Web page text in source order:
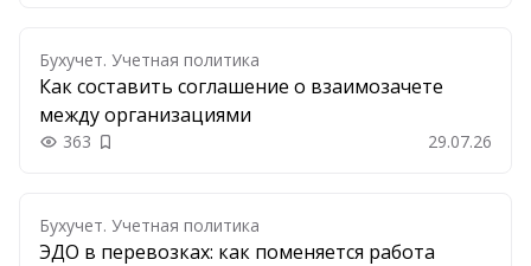
Бухучет. Учетная политика
Как составить соглашение о взаимозачете
между организациями
363 Добавить в закладки 29.07.26
Бухучет. Учетная политика
ЭДО в перевозках: как поменяется работа